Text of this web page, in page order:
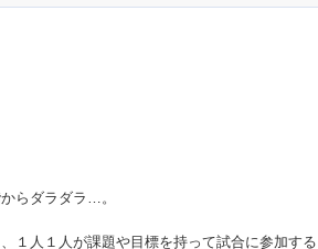
らダラダラ…。
１人１人が課題や目標を持って試合に参加する